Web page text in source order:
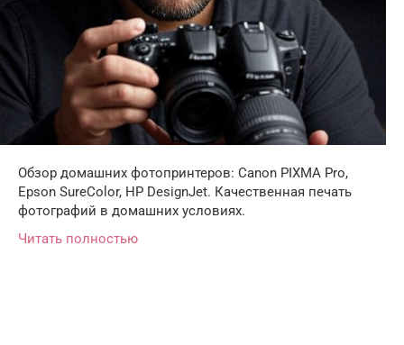
Обзор домашних фотопринтеров: Canon PIXMA Pro,
Epson SureColor, HP DesignJet. Качественная печать
фотографий в домашних условиях.
Читать полностью